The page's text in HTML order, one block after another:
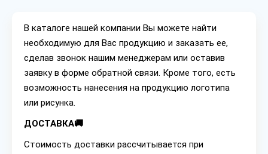
В каталоге нашей компании Вы можете найти
необходимую для Вас продукцию и заказать ее,
сделав звонок нашим менеджерам или оставив
заявку в форме обратной связи. Кроме того, есть
возможность нанесения на продукцию логотипа
или рисунка.
ДОСТАВКА🚚
Стоимость доставки рассчитывается при